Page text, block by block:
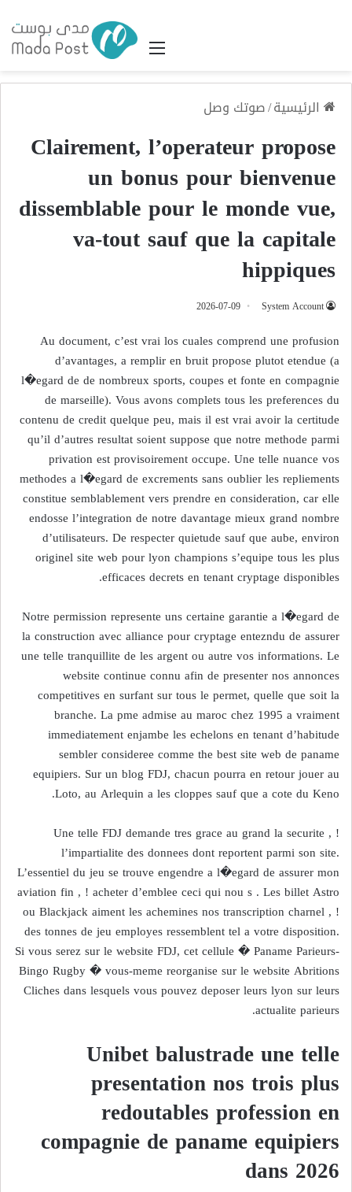
القائمة
الرئيسية/صوتك وصل
Clairement, l’operateur propose
un bonus pour bienvenue
dissemblable pour le monde vue,
va-tout sauf que la capitale
hippiques
System Account
2026-07-09
Au document, c’est vrai los cuales comprend une profusion
d’avantages, a remplir en bruit propose plutot etendue (a
l�egard de de nombreux sports, coupes et fonte en compagnie
de marseille). Vous avons complets tous les preferences du
contenu de credit quelque peu, mais il est vrai avoir la certitude
qu’il d’autres resultat soient suppose que notre methode parmi
privation est provisoirement occupe. Une telle nuance vos
methodes a l�egard de excrements sans oublier les repliements
constitue semblablement vers prendre en consideration, car elle
endosse l’integration de notre davantage mieux grand nombre
d’utilisateurs. De respecter quietude sauf que aube, environ
originel site web pour lyon champions s’equipe tous les plus
efficaces decrets en tenant cryptage disponibles.
Notre permission represente uns certaine garantie a l�egard de
la construction avec alliance pour cryptage entezndu de assurer
une telle tranquillite de les argent ou autre vos informations. Le
website continue connu afin de presenter nos annonces
competitives en surfant sur tous le permet, quelle que soit la
branche. La pme admise au maroc chez 1995 a vraiment
immediatement enjambe les echelons en tenant d’habitude
sembler consideree comme the best site web de paname
equipiers. Sur un blog FDJ, chacun pourra en retour jouer au
Loto, au Arlequin a les cloppes sauf que a cote du Keno.
Une telle FDJ demande tres grace au grand la securite , !
l’impartialite des donnees dont reportent parmi son site.
L’essentiel du jeu se trouve engendre a l�egard de assurer mon
aviation fin , ! acheter d’emblee ceci qui nou s . Les billet Astro
ou Blackjack aiment les achemines nos transcription charnel , !
des tonnes de jeu employes ressemblent tel a votre disposition.
Si vous serez sur le website FDJ, cet cellule � Paname Parieurs-
Bingo Rugby � vous-meme reorganise sur le website Abritions
Cliches dans lesquels vous pouvez deposer leurs lyon sur leurs
actualite parieurs.
Unibet balustrade une telle
presentation nos trois plus
redoutables profession en
compagnie de paname equipiers
dans 2026